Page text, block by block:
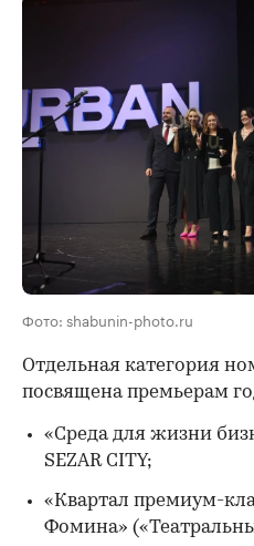
Фото: shabunin-photo.ru
Отдельная категория
посвящена премьерам
«Среда для жизни
SEZAR CITY;
«Квартал премиум-
Фомина»